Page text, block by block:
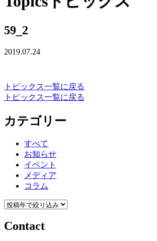
59_2
2019.07.24
トピックス一覧に戻る
トピックス一覧に戻る
カテゴリー
すべて
お知らせ
イベント
メディア
コラム
Contact